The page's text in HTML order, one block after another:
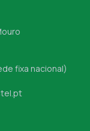
fixa nacional)